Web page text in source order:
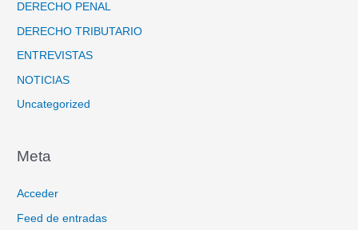
DERECHO PENAL
DERECHO TRIBUTARIO
ENTREVISTAS
NOTICIAS
Uncategorized
Meta
Acceder
Feed de entradas